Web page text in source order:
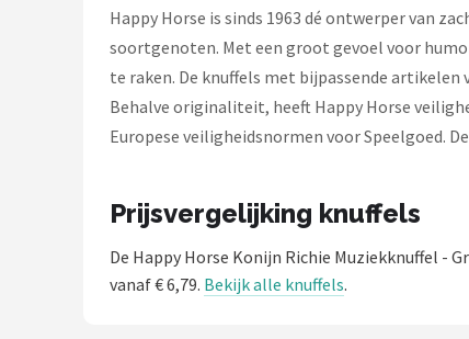
Happy Horse is sinds 1963 dé ontwerper van
soortgenoten. Met een groot gevoel voor
te raken. De knuffels met bijpassende
Behalve originaliteit, heeft Happy Horse
Europese veiligheidsnormen voor Speelgoed.
Prijsvergelijking knuffels
De Happy Horse Konijn Richie Muziekknuffel -
vanaf € 6,79. Bekijk alle knuffels.